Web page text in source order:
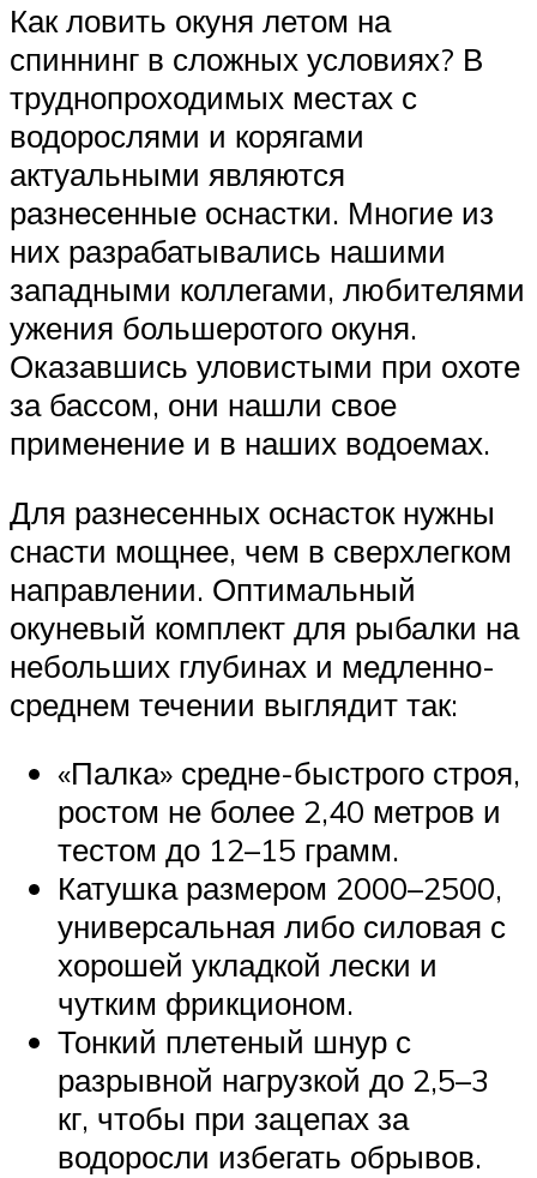
Как ловить окуня летом на
спиннинг в сложных условиях? В
труднопроходимых местах с
водорослями и корягами
актуальными являются
разнесенные оснастки. Многие из
них разрабатывались нашими
западными коллегами, любителями
ужения большеротого окуня.
Оказавшись уловистыми при охоте
за бассом, они нашли свое
применение и в наших водоемах.
Для разнесенных оснасток нужны
снасти мощнее, чем в сверхлегком
направлении. Оптимальный
окуневый комплект для рыбалки на
небольших глубинах и медленно-
среднем течении выглядит так:
«Палка» средне-быстрого строя,
ростом не более 2,40 метров и
тестом до 12–15 грамм.
Катушка размером 2000–2500,
универсальная либо силовая с
хорошей укладкой лески и
чутким фрикционом.
Тонкий плетеный шнур с
разрывной нагрузкой до 2,5–3
кг, чтобы при зацепах за
водоросли избегать обрывов.